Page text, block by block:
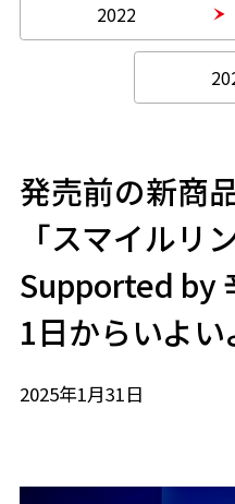
2022
発売前の新商
「スマイルリ
Supported by
1日からいよい
2025年1月31日